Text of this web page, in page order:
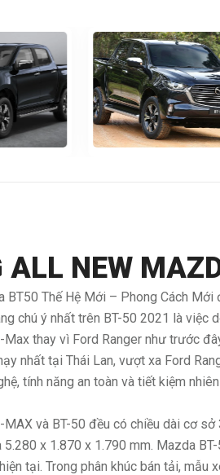
ALL NEW
Thế Hệ Mới – Phong Cách
chú ý nhất trên BT-50 2021 là việc
thay vì Ford Ranger như trước
nhất tại Thái Lan, vượt xa Ford
tính năng an toàn và tiết kiệm
và BT-50 đều có chiều dài cơ
x 1.870 x 1.790 mm. Mazda
tại. Trong phân khúc bán tải, mẫu